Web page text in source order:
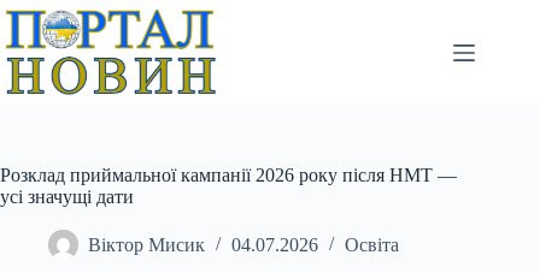
Перейти
вмісту
Розклад приймальної кампанії 2026 року після НМТ —
усі значущі дати
Віктор Мисик 04.07.2026 Освіта